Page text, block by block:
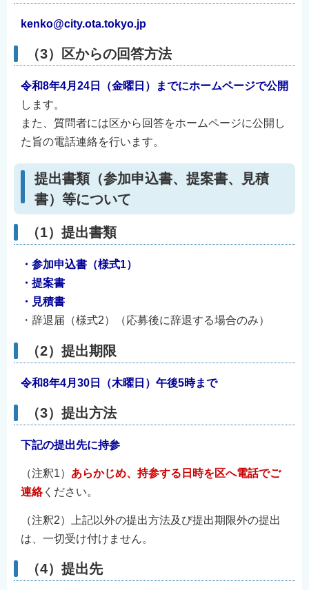
kenko@city.ota.tokyo.jp
（3）区からの回答方法
令和8年4月24日（金曜日）までにホームページで公開
します。
また、質問者には区から回答をホームページに公開し
た旨の電話連絡を行います。
提出書類（参加申込書、提案書、見積
書）等について
（1）提出書類
・参加申込書（様式1）
・提案書
・見積書
・辞退届（様式2）（応募後に辞退する場合のみ）
（2）提出期限
令和8年4月30日（木曜日）午後5時まで
（3）提出方法
下記の提出先に持参
（注釈1） あらかじめ、持参する日時を区へ電話でご
連絡ください。
（注釈2）上記以外の提出方法及び提出期限外の提出
は、一切受け付けません。
（4）提出先